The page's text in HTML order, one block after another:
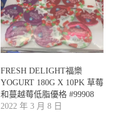
FRESH DELIGHT福樂
YOGURT 180G X 10PK 草莓
和蔓越莓低脂優格 #99908
2022 年 3 月 8 日